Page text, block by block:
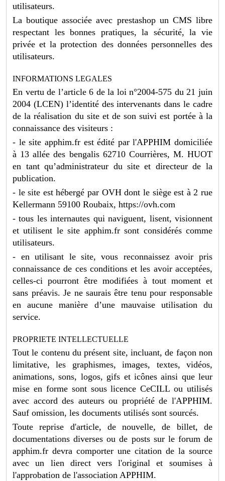
utilisateurs.
La boutique associée avec prestashop un CMS libre
respectant les bonnes pratiques, la sécurité, la vie
privée et la protection des données personnelles des
utilisateurs.
INFORMATIONS LEGALES
En vertu de l’article 6 de la loi n°2004-575 du 21 juin
2004 (LCEN) l’identité des intervenants dans le cadre
de la réalisation du site et de son suivi est portée à la
connaissance des visiteurs :
- le site apphim.fr est édité par l'APPHIM domiciliée
à 13 allée des bengalis 62710 Courrières, M. HUOT
en tant qu’administrateur du site et directeur de la
publication.
- le site est hébergé par OVH dont le siège est à 2 rue
Kellermann 59100 Roubaix, https://ovh.com
- tous les internautes qui naviguent, lisent, visionnent
et utilisent le site apphim.fr sont considérés comme
utilisateurs.
- en utilisant le site, vous reconnaissez avoir pris
connaissance de ces conditions et les avoir acceptées,
celles-ci pourront être modifiées à tout moment et
sans préavis. Je ne saurais être tenu pour responsable
en aucune manière d’une mauvaise utilisation du
service.
PROPRIETE INTELLECTUELLE
Tout le contenu du présent site, incluant, de façon non
limitative, les graphismes, images, textes, vidéos,
animations, sons, logos, gifs et icônes ainsi que leur
mise en forme sont sous licence CeCILL ou utilisés
avec accord des auteurs ou propriété de l'APPHIM.
Sauf omission, les documents utilisés sont sourcés.
Toute reprise d'article, de nouvelle, de billet, de
documentations diverses ou de posts sur le forum de
apphim.fr devra comporter une citation de la source
avec un lien direct vers l'original et soumises à
l'approbation de l'association APPHIM.